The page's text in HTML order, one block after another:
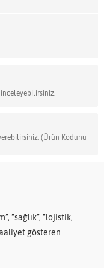
(Ürün Kodunu
“sağlık”, “lojistik,
gösteren